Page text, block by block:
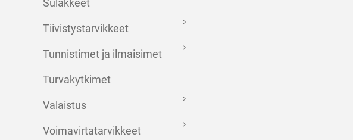
Sulakkeet
Tiivistystarvikkeet
Tunnistimet ja ilmaisimet
Turvakytkimet
Valaistus
Voimavirtatarvikkeet